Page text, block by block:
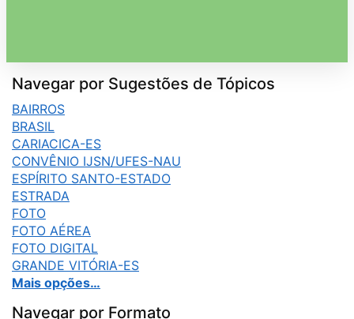
Navegar por Sugestões de Tópicos
BAIRROS
BRASIL
CARIACICA-ES
CONVÊNIO IJSN/UFES-NAU
ESPÍRITO SANTO-ESTADO
ESTRADA
FOTO
FOTO AÉREA
FOTO DIGITAL
GRANDE VITÓRIA-ES
Mais opções…
Navegar por Formato